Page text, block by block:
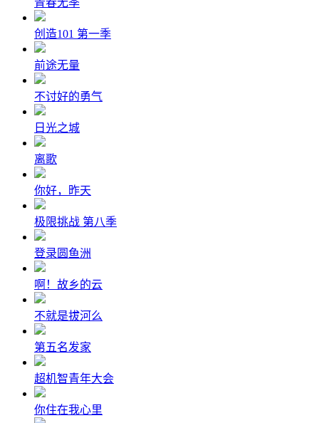
创造101 第一季
前途无量
不讨好的勇气
日光之城
离歌
你好，昨天
极限挑战 第八季
登录圆鱼洲
啊！故乡的云
不就是拔河么
第五名发家
超机智青年大会
你住在我心里